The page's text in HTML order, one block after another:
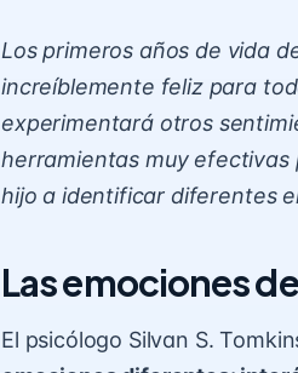
Los primeros años de vida
increíblemente feliz para
experimentará otros
herramientas muy efectivas
hijo a identificar diferentes
Las emociones
El psicólogo Silvan S.